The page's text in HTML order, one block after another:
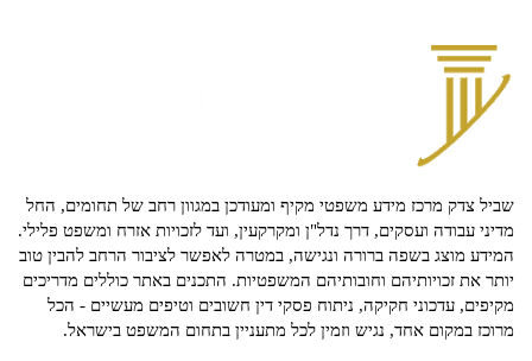
שביל צדק מרכז מידע משפטי מקיף ומעודכן במגוון רחב של תחומים, החל
מדיני עבודה ועסקים, דרך נדל"ן ומקרקעין, ועד לזכויות אזרח ומשפט פלילי.
המידע מוצג בשפה ברורה ונגישה, במטרה לאפשר לציבור הרחב להבין טוב
יותר את זכויותיהם וחובותיהם המשפטיות. התכנים באתר כוללים מדריכים
מקיפים, עדכוני חקיקה, ניתוח פסקי דין חשובים וטיפים מעשיים - הכל
מרוכז במקום אחד, נגיש וזמין לכל מתעניין בתחום המשפט בישראל.